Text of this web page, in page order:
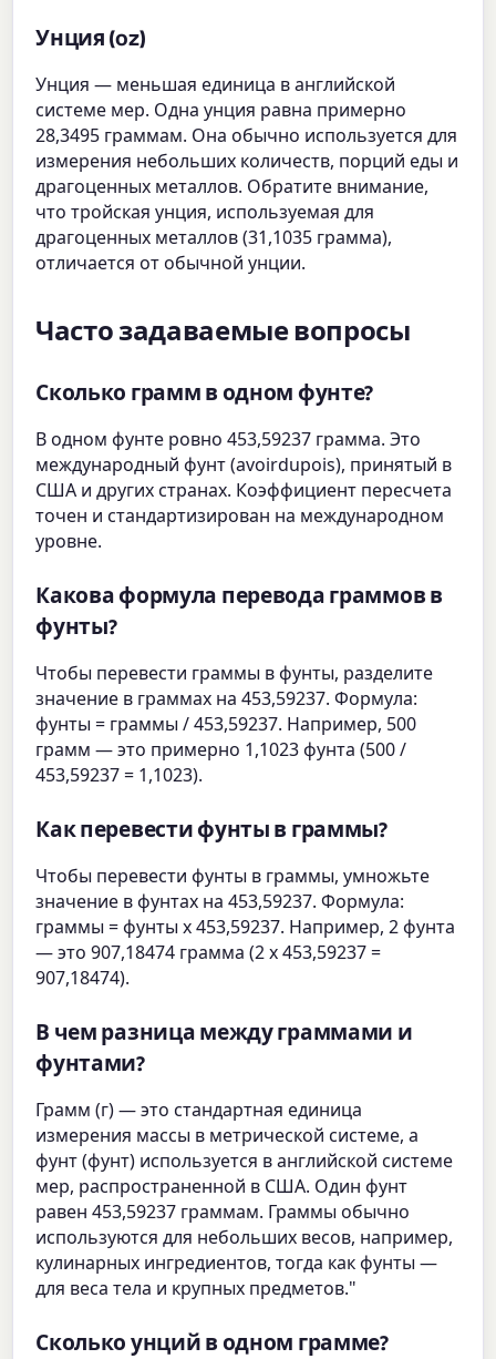
Унция (oz)
Унция — меньшая единица в английской
системе мер. Одна унция равна примерно
28,3495 граммам. Она обычно используется для
измерения небольших количеств, порций еды и
драгоценных металлов. Обратите внимание,
что тройская унция, используемая для
драгоценных металлов (31,1035 грамма),
отличается от обычной унции.
Часто задаваемые вопросы
Сколько грамм в одном фунте?
В одном фунте ровно 453,59237 грамма. Это
международный фунт (avoirdupois), принятый в
США и других странах. Коэффициент пересчета
точен и стандартизирован на международном
уровне.
Какова формула перевода граммов в
фунты?
Чтобы перевести граммы в фунты, разделите
значение в граммах на 453,59237. Формула:
фунты = граммы / 453,59237. Например, 500
грамм — это примерно 1,1023 фунта (500 /
453,59237 = 1,1023).
Как перевести фунты в граммы?
Чтобы перевести фунты в граммы, умножьте
значение в фунтах на 453,59237. Формула:
граммы = фунты x 453,59237. Например, 2 фунта
— это 907,18474 грамма (2 x 453,59237 =
907,18474).
В чем разница между граммами и
фунтами?
Грамм (г) — это стандартная единица
измерения массы в метрической системе, а
фунт (фунт) используется в английской системе
мер, распространенной в США. Один фунт
равен 453,59237 граммам. Граммы обычно
используются для небольших весов, например,
кулинарных ингредиентов, тогда как фунты —
для веса тела и крупных предметов."
Сколько унций в одном грамме?